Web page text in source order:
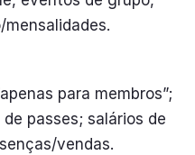
para membros”;
passes; salários de
vendas.